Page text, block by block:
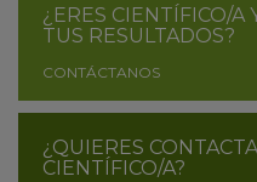
¿ERES CIENTÍFICO/A
TUS RESULTADOS?
CONTÁCTANOS
¿QUIERES
CIENTÍFICO/A?